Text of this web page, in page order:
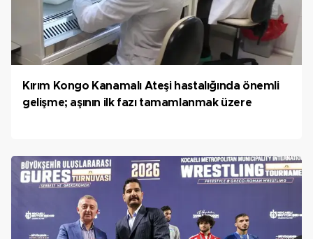
Kırım Kongo Kanamalı Ateşi hastalığında önemli
gelişme; aşının ilk fazı tamamlanmak üzere